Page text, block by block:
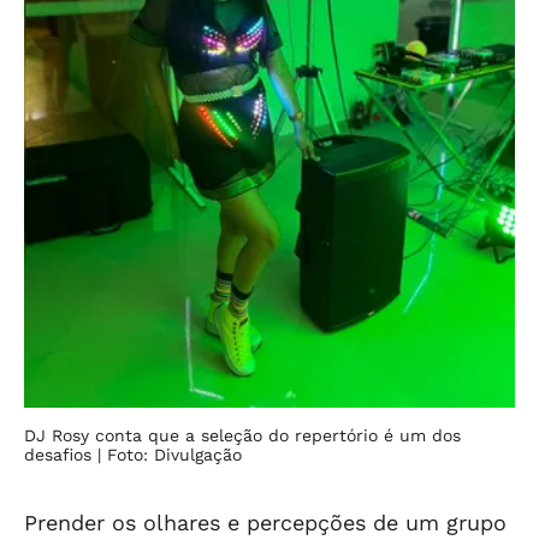
DJ Rosy conta que a seleção do repertório é um dos
desafios | Foto: Divulgação
Prender os olhares e percepções de um grupo